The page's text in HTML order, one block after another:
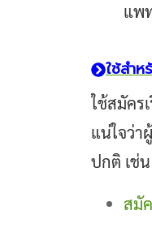
แพ
ใช้สำห
ใช้สมัคร
แน่ใจว่า
ปกติ เช่น
สมั